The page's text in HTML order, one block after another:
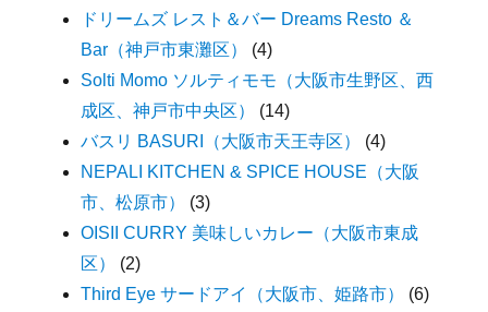
ドリームズ レスト＆バー Dreams Resto ＆
Bar（神戸市東灘区）
(4)
Solti Momo ソルティモモ（大阪市生野区、西
成区、神戸市中央区）
(14)
バスリ BASURI（大阪市天王寺区）
(4)
NEPALI KITCHEN & SPICE HOUSE（大阪
市、松原市）
(3)
OISII CURRY 美味しいカレー（大阪市東成
区）
(2)
Third Eye サードアイ（大阪市、姫路市）
(6)